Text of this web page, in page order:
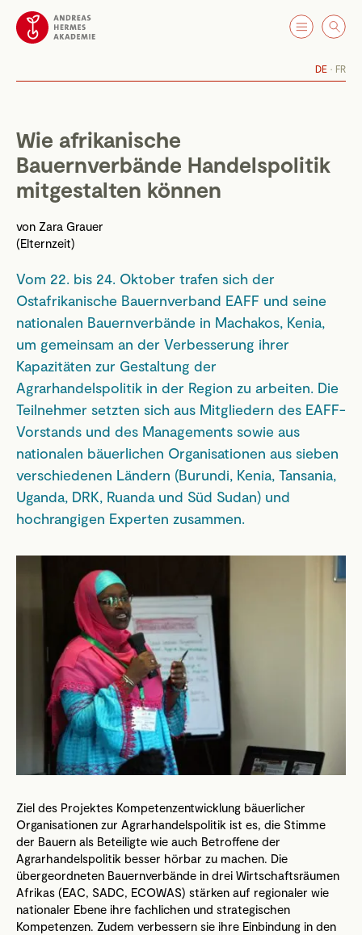
DE FR
Wie afrikanische
Bauernverbände Handelspolitik
mitgestalten können
von Zara Grauer
(Elternzeit)
Vom 22. bis 24. Oktober trafen sich der
Ostafrikanische Bauernverband EAFF und seine
nationalen Bauernverbände in Machakos, Kenia,
um gemeinsam an der Verbesserung ihrer
Kapazitäten zur Gestaltung der
Agrarhandelspolitik in der Region zu arbeiten. Die
Teilnehmer setzten sich aus Mitgliedern des EAFF-
Vorstands und des Managements sowie aus
nationalen bäuerlichen Organisationen aus sieben
verschiedenen Ländern (Burundi, Kenia, Tansania,
Uganda, DRK, Ruanda und Süd Sudan) und
hochrangigen Experten zusammen.
Ziel des Projektes Kompetenzentwicklung bäuerlicher
Organisationen zur Agrarhandelspolitik ist es, die Stimme
der Bauern als Beteiligte wie auch Betroffene der
Agrarhandelspolitik besser hörbar zu machen. Die
übergeordneten Bauernverbände in drei Wirtschaftsräumen
Afrikas (EAC, SADC, ECOWAS) stärken auf regionaler wie
nationaler Ebene ihre fachlichen und strategischen
Kompetenzen. Zudem verbessern sie ihre Einbindung in den